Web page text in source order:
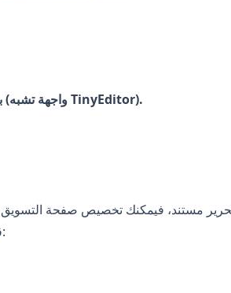
تتضمن Afflixo محرر HTML بصري (واجهة تشبه TinyEditor).
هذا يجعل Afflixo قويًا بشكل خاص لـ: